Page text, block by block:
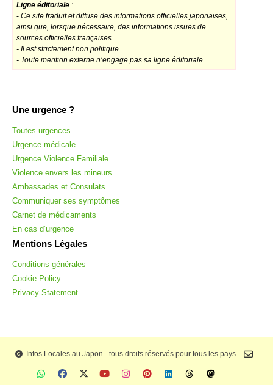
Ligne éditoriale :
- Ce site traduit et diffuse des informations officielles japonaises,
ainsi que, lorsque nécessaire, des informations issues de
sources officielles françaises.
- Il est strictement non politique.
- Toute mention externe n’engage pas sa ligne éditoriale.
Une urgence ?
Toutes urgences
Urgence médicale
Urgence Violence Familiale
Violence envers les mineurs
Ambassades et Consulats
Communiquer ses symptômes
Carnet de médicaments
En cas d’urgence
Mentions Légales
Conditions générales
Cookie Policy
Privacy Statement
Infos Locales au Japon - tous droits réservés pour tous les pays